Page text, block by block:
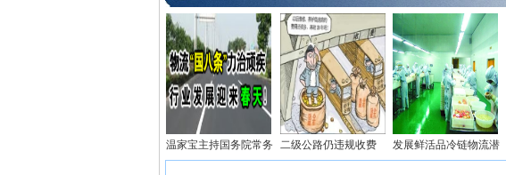
温家宝主持国务院常务 二级公路仍违规收费 发展鲜活品冷链物流潜